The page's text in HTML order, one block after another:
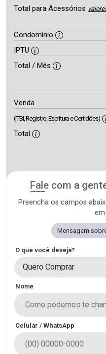
Total para Acessórios
Condomínio
IPTU
Total / Mês
Venda
(ITBI, Registro, Escritura e Certidões)
Total
Fale com a
Preencha os campos
em
Mensagem
O que você deseja?
Quero Comprar
Nome
Celular / WhatsApp